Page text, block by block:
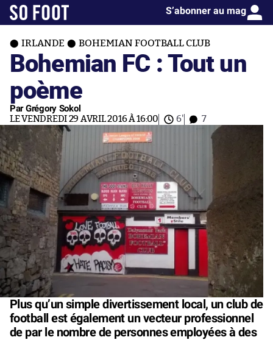
S’abonner au mag
IRLANDE BOHEMIAN FOOTBALL CLUB
Bohemian FC : Tout un
poème
Par Grégory Sokol
LE VENDREDI 29 AVRIL 2016 À 16:00 6' 7
Plus qu’un simple divertissement local, un club de
football est également un vecteur professionnel
de par le nombre de personnes employées à des